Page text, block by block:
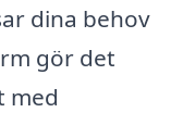
dina behov
gör det
med